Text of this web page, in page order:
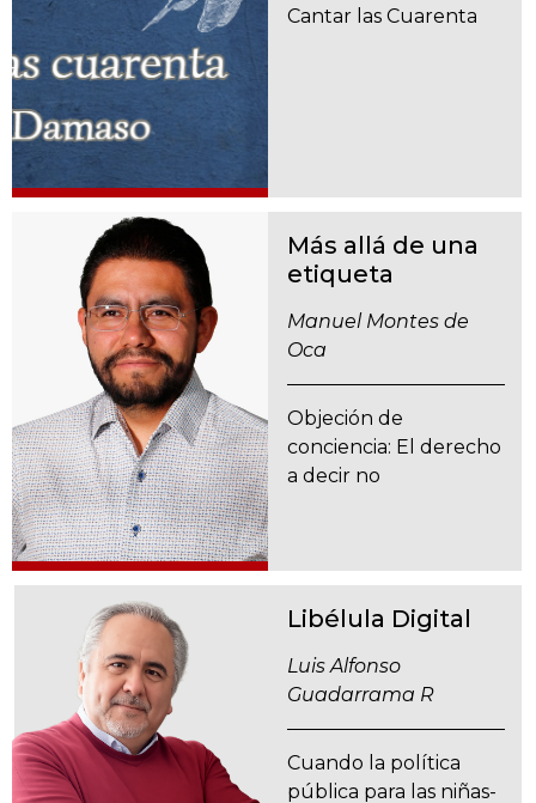
Cantar las Cuarenta
Más allá de una
etiqueta
Manuel Montes de
Oca
Objeción de
conciencia: El derecho
a decir no
Libélula Digital
Luis Alfonso
Guadarrama R
Cuando la política
pública para las niñas-